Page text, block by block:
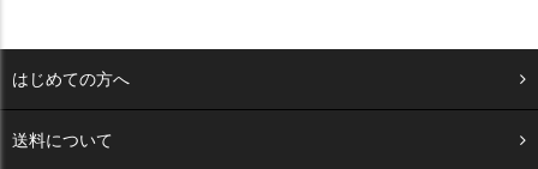
はじめての方へ
送料について